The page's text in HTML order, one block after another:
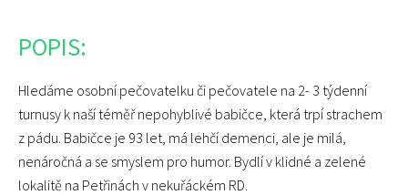
POPIS:
Hledáme osobní pečovatelku či pečovatele na 2- 3 týdenní
turnusy k naší téměř nepohyblivé babičce, která trpí strachem
z pádu. Babičce je 93 let, má lehčí demenci, ale je milá,
nenáročná a se smyslem pro humor. Bydlí v klidné a zelené
lokalitě na Petřinách v nekuřáckém RD.